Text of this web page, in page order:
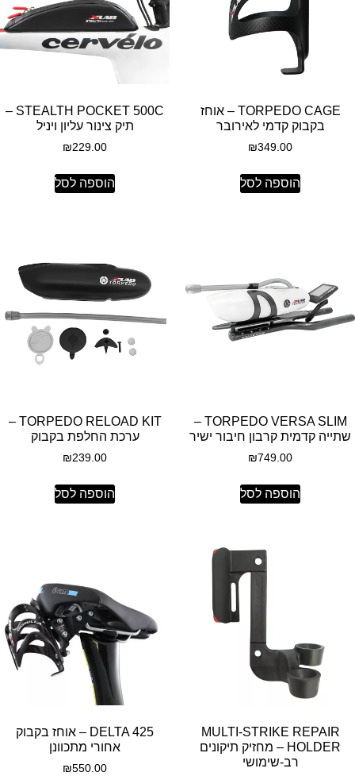
TORPEDO CAGE – אוחז
בקבוק קדמי לאירובר
₪349.00
הוספה לסל
STEALTH POCKET 500C –
תיק צינור עליון ויניל
₪229.00
הוספה לסל
TORPEDO VERSA SLIM –
שתייה קדמית קרבון חיבור ישיר
₪749.00
הוספה לסל
TORPEDO RELOAD KIT –
ערכת החלפת בקבוק
₪239.00
הוספה לסל
MULTI-STRIKE REPAIR
HOLDER – מחזיק תיקונים
רב-שימושי
DELTA 425 – אוחז בקבוק
אחורי מתכוונן
₪550.00